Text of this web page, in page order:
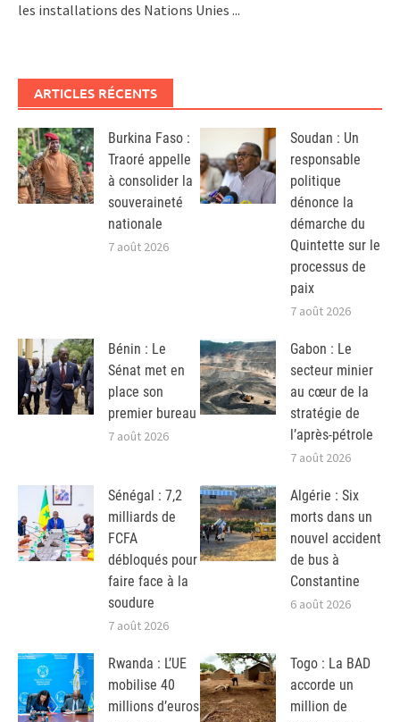
les installations des Nations Unies ...
ARTICLES RÉCENTS
Burkina Faso :
Traoré appelle
à consolider la
souveraineté
nationale
7 août 2026
Soudan : Un
responsable
politique
dénonce la
démarche du
Quintette sur le
processus de
paix
7 août 2026
Bénin : Le
Sénat met en
place son
premier bureau
7 août 2026
Gabon : Le
secteur minier
au cœur de la
stratégie de
l’après-pétrole
7 août 2026
Sénégal : 7,2
milliards de
FCFA
débloqués pour
faire face à la
soudure
7 août 2026
Algérie : Six
morts dans un
nouvel accident
de bus à
Constantine
6 août 2026
Rwanda : L’UE
mobilise 40
millions d’euros
Togo : La BAD
accorde un
million de